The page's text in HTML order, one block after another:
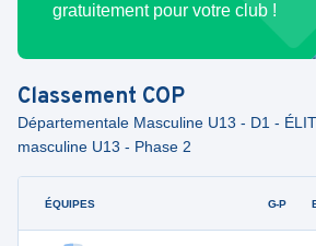
gratuitement pour votre club !
Classement COP
Départementale Masculine U13 - D1 -
masculine U13 - Phase 2
ÉQUIPES G-P